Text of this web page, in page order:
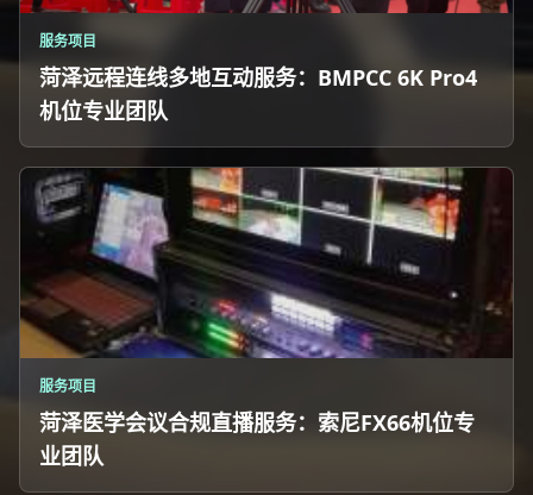
服务项目
菏泽远程连线多地互动服务：BMPCC 6K Pro4
机位专业团队
服务项目
菏泽医学会议合规直播服务：索尼FX66机位专
业团队